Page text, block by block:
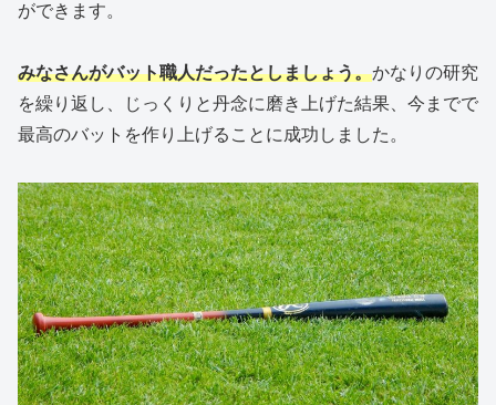
ができます。
みなさんがバット職人だったとしましょう。かなりの研究
を繰り返し、じっくりと丹念に磨き上げた結果、今までで
最高のバットを作り上げることに成功しました。